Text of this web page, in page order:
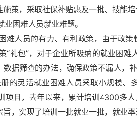
施策，采取社保补贴惠及一批、技能
困难人员就业难题。
难人员的有力、有利政策，由于政
“礼包”，对于企业所吸纳的就业困
据筛查的办法，确保政策不漏人，
的灵活就业困难人员采取小规模、
项目，去年以来，累计培训4300多
旨，实现了培训一批就业一批，就业